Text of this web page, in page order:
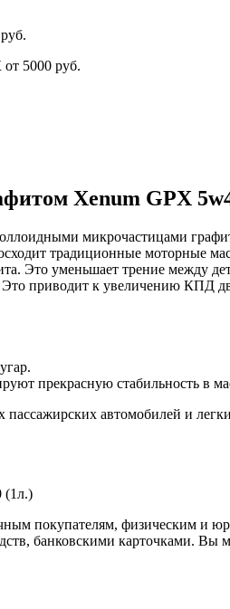
от 5000 руб.
Xenum GPX
микрочастицами
традиционные моторные
Это уменьшает трение между
приводит к увеличению КПД
прекрасную стабильность в
пассажирских автомобилей и
(1л.)
покупателям, физическим и
банковскими карточками.